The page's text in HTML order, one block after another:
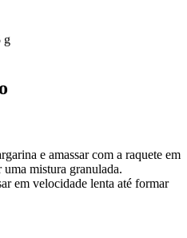
g
e amassar com a raquete em
mistura granulada.
em velocidade lenta até formar